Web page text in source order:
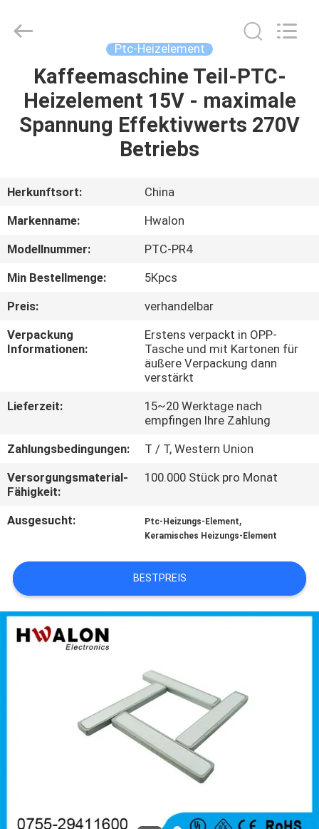
HEIM
PRODUKTE
UNS
QUALITÄTSKONTROLLE
KONTAKTIEREN
SIE
ANGEBOT
ANFORDERN
DATENSCHUTZRICHTLINIE
Ptc-Heizelement
Kaffeemaschine Teil-PTC-
Heizelement 15V - maximale
Spannung Effektivwerts 270V
Betriebs
Herkunftsort:
China
Markenname:
Hwalon
Modellnummer:
PTC-PR4
Min Bestellmenge:
5Kpcs
Preis:
verhandelbar
Verpackung
Informationen:
Erstens verpackt in OPP-
Tasche und mit Kartonen für
äußere Verpackung dann
verstärkt
Lieferzeit:
15~20 Werktage nach
empfingen Ihre Zahlung
Zahlungsbedingungen:
T / T, Western Union
Versorgungsmaterial-
Fähigkeit:
100.000 Stück pro Monat
Ausgesucht: Ptc-Heizungs-Element,
Keramisches Heizungs-Element
BESTPREIS